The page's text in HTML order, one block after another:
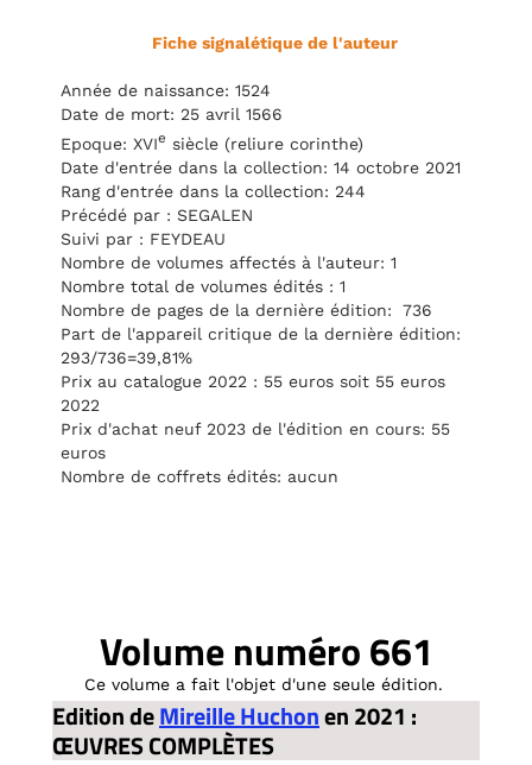
Fiche signalétique de l'auteur
Année de naissance: 1524
Date de mort: 25 avril 1566
Epoque: XVIe siècle (reliure corinthe)
Date d'entrée dans la collection: 14 octobre 2021
Rang d'entrée dans la collection: 244
Précédé par : SEGALEN
Suivi par : FEYDEAU
Nombre de volumes affectés à l'auteur: 1
Nombre total de volumes édités : 1
Nombre de pages de la dernière édition: 736
Part de l'appareil critique de la dernière édition:
293/736=39,81%
Prix au catalogue 2022 : 55 euros soit 55 euros
2022
Prix d'achat neuf 2023 de l'édition en cours: 55
euros
Nombre de coffrets édités: aucun
Volume numéro 661
Ce volume a fait l'objet d'une seule édition.
Edition deMireille Huchonen 2021 :
ŒUVRES COMPLÈTES